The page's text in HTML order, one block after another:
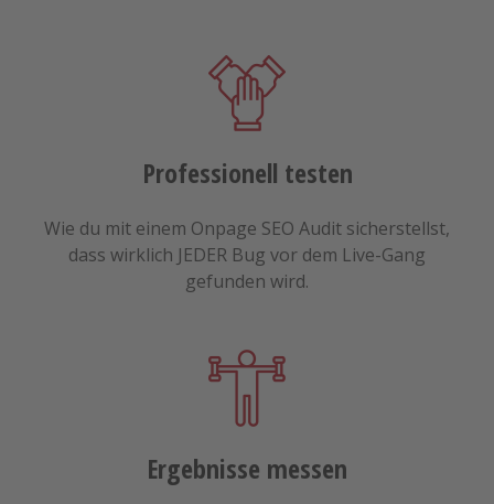
Professionell testen
Wie du mit einem Onpage SEO Audit sicherstellst,
dass wirklich JEDER Bug vor dem Live-Gang
gefunden wird.
Ergebnisse messen